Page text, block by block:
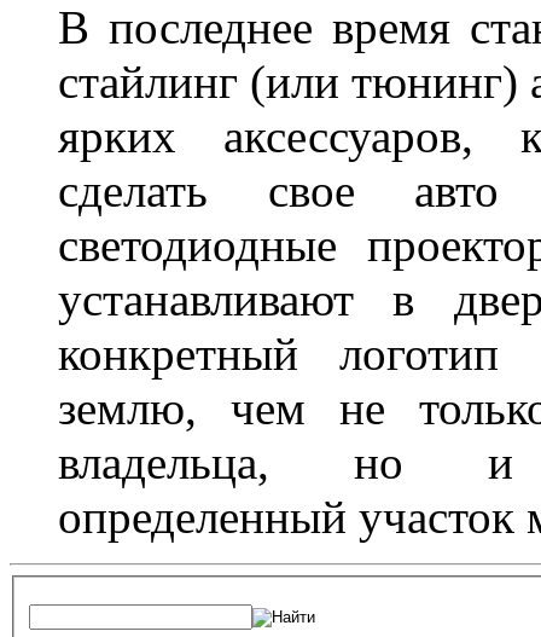
В последнее время
стайлинг (или тюнинг)
ярких аксессуаров,
сделать свое
светодиодные
устанавливают в
конкретный логотип
землю, чем не
владельца, но и
определенный участок